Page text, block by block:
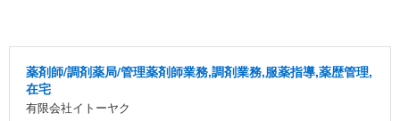
薬剤師/調剤薬局/管理薬剤師業務,調剤業務,服薬指導,薬歴管理,
在宅
有限会社イトーヤク